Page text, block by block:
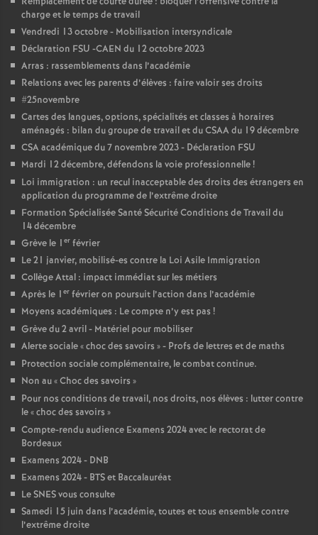
charge et le temps de travail
Vendredi 13 octobre - Mobilisation intersyndicale
Déclaration FSU -CAEN du 12 octobre 2023
Arras : rassemblements dans l’académie
Relations avec les parents d’élèves : faire valoir ses droits
#25novembre
Cartes des langues, options, spécialités et classes à horaires
aménagés : bilan du groupe de travail et du CSAA du 19 décembre
CSA académique du 7 novembre 2023 - Déclaration FSU
Mardi 12 décembre, défendons la voie professionnelle!
Loi immigration : un recul inacceptable des droits des étrangers en
application du programme de l’extrême droite
Formation Spécialisée Santé Sécurité Conditions de Travail du
14 décembre
Grève le 1 er février
Le 21 janvier, mobilisé-es contre la Loi Asile Immigration
Collège Attal : impact immédiat sur les métiers
Après le 1 er février on poursuit l’action dans l’académie
Moyens académiques : Le compte n’y est pas !
Grève du 2 avril - Matériel pour mobiliser
Alerte sociale «choc des savoirs » - Profs de lettres et de maths
Protection sociale complémentaire, le combat continue.
Non au «Choc des savoirs »
Pour nos conditions de travail, nos droits, nos élèves : lutter contre
le «choc des savoirs »
Compte-rendu audience Examens 2024 avec le rectorat de
Bordeaux
Examens 2024 - DNB
Examens 2024 - BTS et Baccalauréat
Le SNES vous consulte
Samedi 15 juin dans l’académie, toutes et tous ensemble contre
l’extrême droite